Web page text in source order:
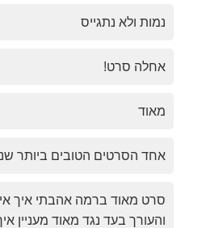
נמות ולא נתגייס
אחלה סרט!
מאוד
אחד הסרטים הטובים ביותר
סרט מאוד ברמה אהבתי איך
והעורך בעד נגד מאוד מעניין